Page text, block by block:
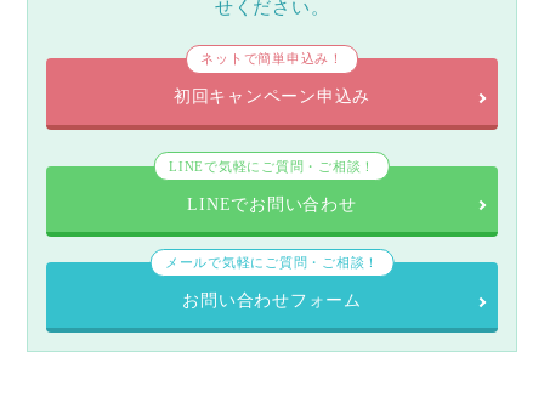
せください。
ネットで簡単申込み！
初回キャンペーン申込み
LINEで気軽にご質問・ご相談！
LINEでお問い合わせ
メールで気軽にご質問・ご相談！
お問い合わせフォーム